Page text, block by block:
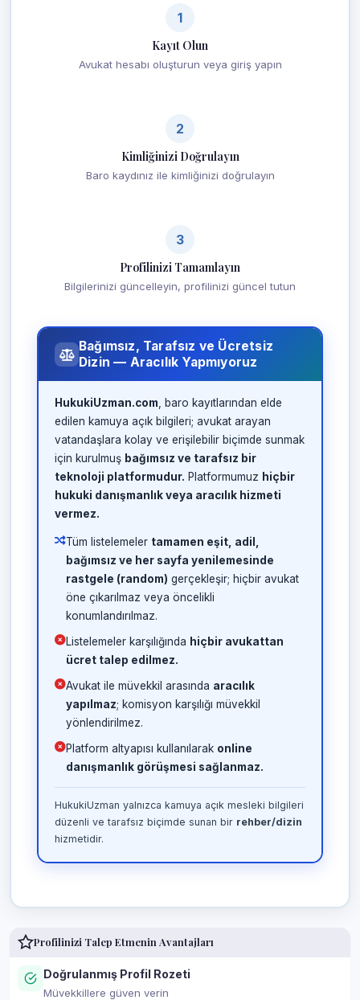
1
Kayıt Olun
Avukat hesabı oluşturun veya giriş yapın
2
Kimliğinizi Doğrulayın
Baro kaydınız ile kimliğinizi doğrulayın
3
Profilinizi Tamamlayın
Bilgilerinizi güncelleyin, profilinizi güncel tutun
Bağımsız, Tarafsız ve Ücretsiz
Dizin — Aracılık Yapmıyoruz
HukukiUzman.com , baro kayıtlarından elde
edilen kamuya açık bilgileri; avukat arayan
vatandaşlara kolay ve erişilebilir biçimde sunmak
için kurulmuş bağımsız ve tarafsız bir
teknoloji platformudur. Platformumuz hiçbir
hukuki danışmanlık veya aracılık hizmeti
vermez.
Tüm listelemeler tamamen eşit, adil,
bağımsız ve her sayfa yenilemesinde
rastgele (random) gerçekleşir; hiçbir avukat
öne çıkarılmaz veya öncelikli
konumlandırılmaz.
Listelemeler karşılığında hiçbir avukattan
ücret talep edilmez.
Avukat ile müvekkil arasında aracılık
yapılmaz; komisyon karşılığı müvekkil
yönlendirilmez.
Platform altyapısı kullanılarak online
danışmanlık görüşmesi sağlanmaz.
HukukiUzman yalnızca kamuya açık mesleki bilgileri
düzenli ve tarafsız biçimde sunan bir rehber/dizin
hizmetidir.
Profilinizi Talep Etmenin Avantajları
Doğrulanmış Profil Rozeti
Müvekkillere güven verin